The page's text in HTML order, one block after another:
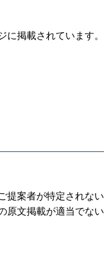
掲載されています
案者が特定されな
文掲載が適当でな